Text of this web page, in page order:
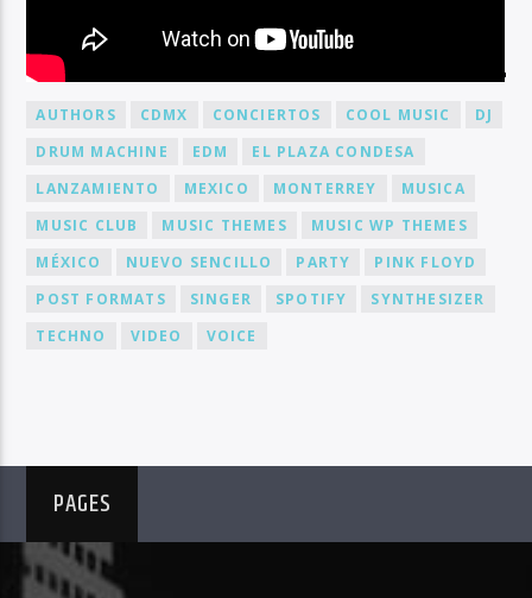
BY TAG
AUTHORS CDMX CONCIERTOS COOL MUSIC
DJ
DRUM MACHINE
EDM
EL PLAZA CONDESA
LANZAMIENTO
MEXICO MONTERREY
MUSICA
MUSIC CLUB
MUSIC THEMES
MUSIC WP THEMES
MÉXICO
NUEVO SENCILLO PARTY
PINK FLOYD
POST FORMATS
SINGER SPOTIFY
SYNTHESIZER
TECHNO
VIDEO VOICE
PAGES